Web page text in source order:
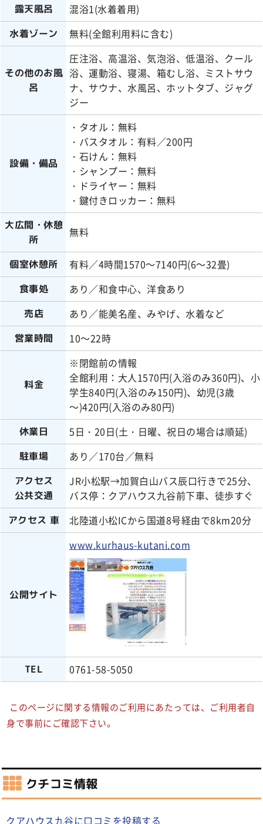
露天風呂 混浴1(水着着用)
水着ゾーン 無料(全館利用料に含む)
その他のお風
呂
圧注浴、高温浴、気泡浴、低温浴、クール
浴、運動浴、寝湯、箱むし浴、ミストサウ
ナ、サウナ、水風呂、ホットタブ、ジャグ
ジー
設備・備品
・タオル：無料
・バスタオル：有料／200円
・石けん：無料
・シャンプー：無料
・ドライヤー：無料
・鍵付きロッカー：無料
大広間・休憩
所
無料
個室休憩所 有料／4時間1570～7140円(6～32畳)
食事処 あり／和食中心、洋食あり
売店 あり／能美名産、みやげ、水着など
営業時間 10～22時
料金
※閉館前の情報
全館利用：大人1570円(入浴のみ360円)、小
学生840円(入浴のみ150円)、幼児(3歳
～)420円(入浴のみ80円)
休業日 5日・20日(土・日曜、祝日の場合は順延)
駐車場 あり／170台／無料
アクセス
公共交通
JR小松駅→加賀白山バス辰口行きで25分、
バス停：クアハウス九谷前下車、徒歩すぐ
アクセス 車 北陸道小松ICから国道8号経由で8km20分
公開サイト
www.kurhaus-kutani.com
TEL 0761-58-5050
このページに関する情報のご利用にあたっては、ご利用者自
身で事前にご確認下さい。
クチコミ情報
クアハウス九谷に口コミを投稿する